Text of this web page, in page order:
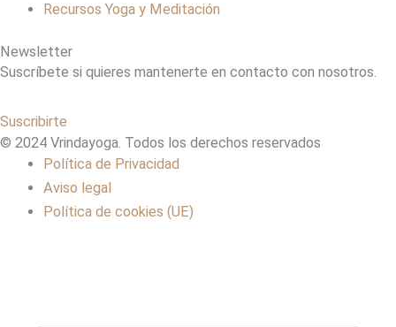
Recursos Yoga y Meditación
Newsletter
Suscríbete si quieres mantenerte en contacto con nosotros.
Suscribirte
© 2024 Vrindayoga. Todos los derechos reservados
Política de Privacidad
Aviso legal
Política de cookies (UE)